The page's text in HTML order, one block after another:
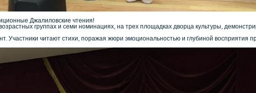
Джалиловские чтения!
группах и семи номинациях, на трех площадках дворца культуры,
Участники читают стихи, поражая жюри эмоциональностью и глубиной восприятия